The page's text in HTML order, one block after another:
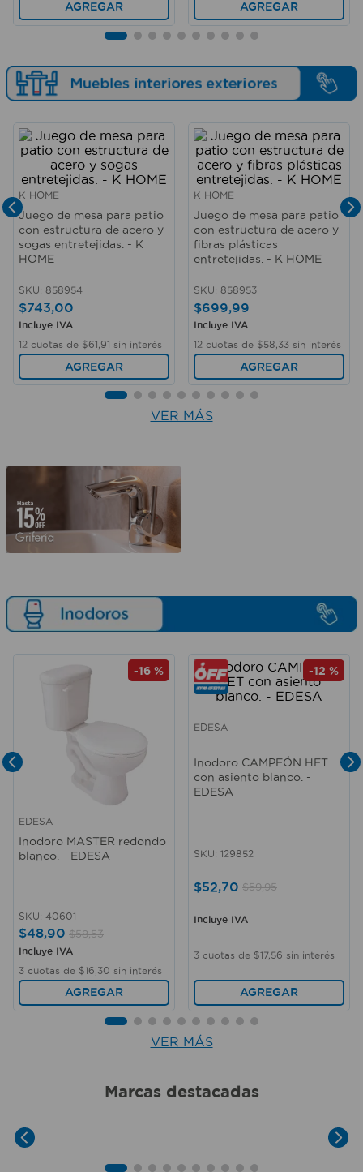
AGREGAR AGREGAR
K HOME
Juego de mesa para patio
con estructura de acero y
sogas entretejidas. - K
HOME
SKU: 858954
$743,00
Incluye IVA
12 cuotas de $61 91 sin interés
AGREGAR
K HOME
Juego de mesa para patio
con estructura de acero y
fibras plásticas
entretejidas. - K HOME
SKU: 858953
$699,99
Incluye IVA
12 cuotas de $58 33 sin interés
AGREGAR
VER MÁS
-16 %
EDESA
Inodoro MASTER redondo
blanco. - EDESA
SKU: 40601
$48,90 $58,53
Incluye IVA
3 cuotas de $16 30 sin interés
AGREGAR
-12 %
EDESA
Inodoro CAMPEÓN HET
con asiento blanco. -
EDESA
SKU: 129852
$52,70 $59,95
Incluye IVA
3 cuotas de $17, 56 sin interés
AGREGAR
VER MÁS
Marcas destacadas